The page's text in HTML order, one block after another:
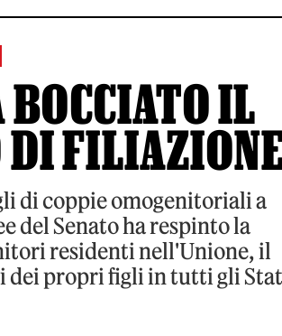
IL
DI
di coppie omogenitoriali a
del Senato ha respinto la
residenti nell'Unione, il
dei propri figli in tutti gli